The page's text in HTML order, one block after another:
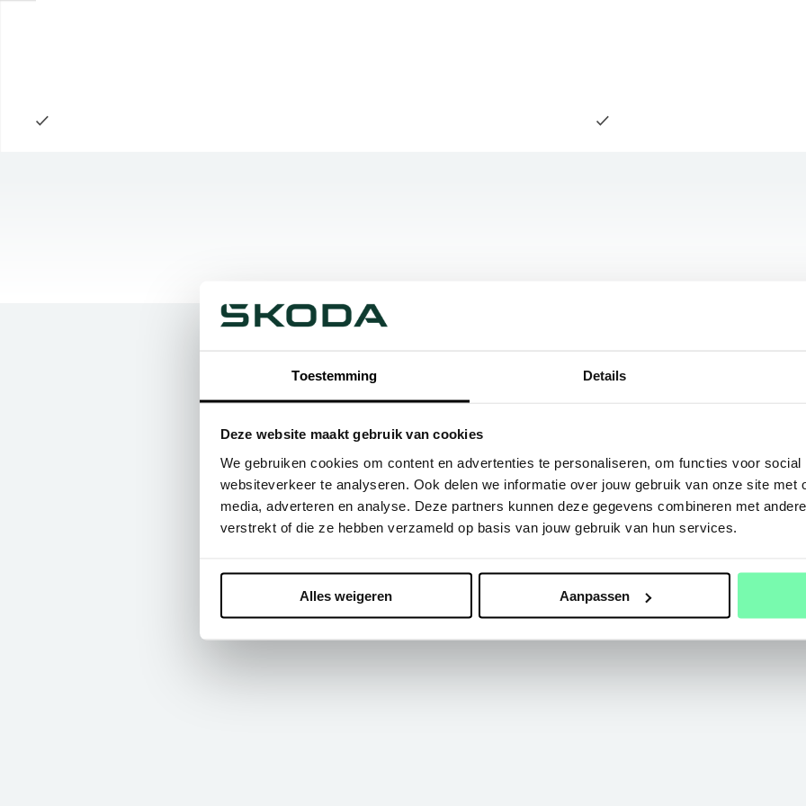
Toestemming Details
Deze website maakt gebruik van cookies
We gebruiken cookies om content en advertenties te personaliseren, om functies voor
websiteverkeer te analyseren. Ook delen we informatie over jouw gebruik van onze site met
media, adverteren en analyse. Deze partners kunnen deze gegevens combineren met
verstrekt of die ze hebben verzameld op basis van jouw gebruik van hun services.
Alles weigeren Aanpassen